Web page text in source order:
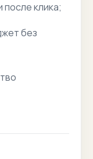
после клика;
без